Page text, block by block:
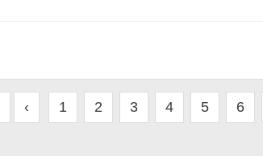
‹ 1 2 3 4 5 6